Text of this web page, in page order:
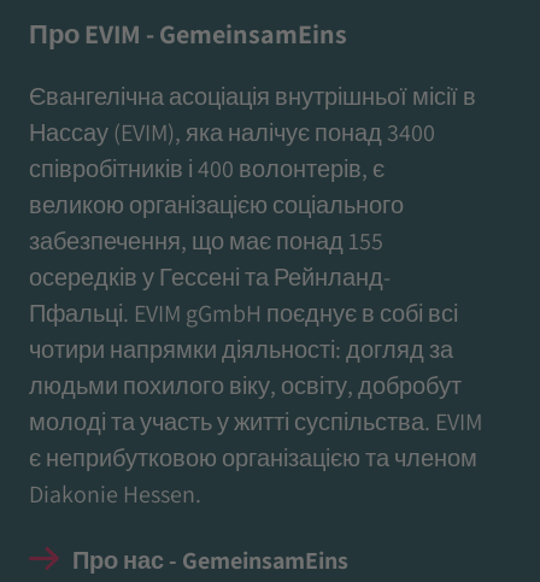
Про EVIM - GemeinsamEins
Євангелічна асоціація внутрішньої місії в
Нассау (EVIM), яка налічує понад 3400
співробітників і 400 волонтерів, є
великою організацією соціального
забезпечення, що має понад 155
осередків у Гессені та Рейнланд-
Пфальці. EVIM gGmbH поєднує в собі всі
чотири напрямки діяльності: догляд за
людьми похилого віку, освіту, добробут
молоді та участь у житті суспільства. EVIM
є неприбутковою організацією та членом
Diakonie Hessen.
Про нас - GemeinsamEins